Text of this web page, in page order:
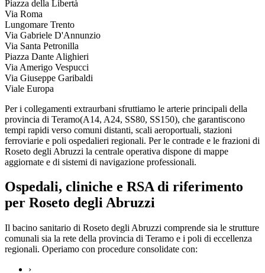
Piazza della Libertà
Via Roma
Lungomare Trento
Via Gabriele D'Annunzio
Via Santa Petronilla
Piazza Dante Alighieri
Via Amerigo Vespucci
Via Giuseppe Garibaldi
Viale Europa
Per i collegamenti extraurbani sfruttiamo le arterie principali della
provincia di Teramo(A14, A24, SS80, SS150), che garantiscono
tempi rapidi verso comuni distanti, scali aeroportuali, stazioni
ferroviarie e poli ospedalieri regionali. Per le contrade e le frazioni di
Roseto degli Abruzzi la centrale operativa dispone di mappe
aggiornate e di sistemi di navigazione professionali.
Ospedali, cliniche e RSA di riferimento
per Roseto degli Abruzzi
Il bacino sanitario di Roseto degli Abruzzi comprende sia le strutture
comunali sia la rete della provincia di Teramo e i poli di eccellenza
regionali. Operiamo con procedure consolidate con:
›